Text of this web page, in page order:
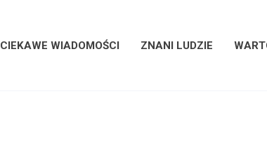
CIEKAWE WIADOMOŚCI ZNANI LUDZIE